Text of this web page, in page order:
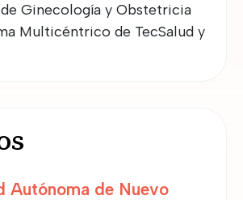
Ginecología y Obstetricia
Multicéntrico de TecSalud y
Autónoma de Nuevo